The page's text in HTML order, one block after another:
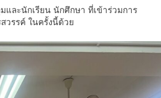
และนักเรียน นักศึกษา ที่เข้าร่วมการ
วรรค์ ในครั้งนี้ด้วย